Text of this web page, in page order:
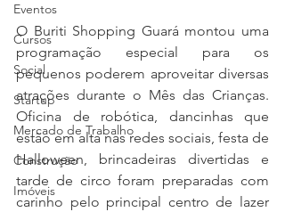
Eventos
Cursos
Social
Startup
Mercado de Trabalho
Construção
Imóveis
O Buriti Shopping Guará montou uma
programação especial para os
pequenos poderem aproveitar diversas
atrações durante o Mês das Crianças.
Oficina de robótica, dancinhas que
estão em alta nas redes sociais, festa de
Halloween, brincadeiras divertidas e
tarde de circo foram preparadas com
carinho pelo principal centro de lazer